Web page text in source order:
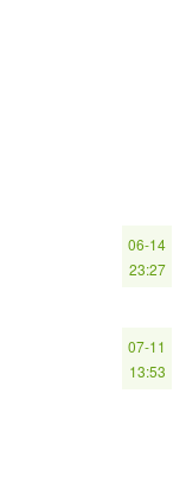
06-14
23:27
07-11
13:53